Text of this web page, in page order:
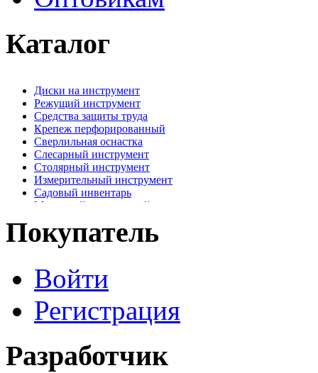
Каталог
Диски на инструмент
Режущий инструмент
Средства защиты труда
Крепеж перфорированный
Сверлильная оснастка
Слесарный инструмент
Столярный инструмент
Измерительный инструмент
Садовый инвентарь
Малярный, отделочный инструмент
Наждачная бумага
Хозтовары
Электрика, осветительное оборудование
Пена и герметики
Автомобильный инструмент
Сварочное оборудование
Силовое оборудование
Покупатель
Войти
Регистрация
Разработчик